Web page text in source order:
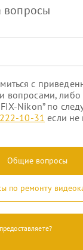
вопросы
с
вопросами, либо
Nikon” по
10-31 если не
Общие вопросы
по ремонту